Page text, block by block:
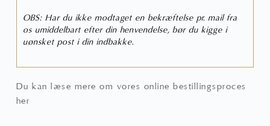
OBS: Har du ikke modtaget en bekræftelse pr. mail fra
os umiddelbart efter din henvendelse, bør du kigge i
uønsket post i din indbakke.
Du kan læse mere om vores online bestillingsproces
her